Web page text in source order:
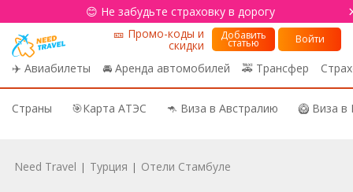
😊 Не забудьте страховку в дорогу
✈️ Авиабилеты 🚘 Аренда автомобилей 🚕 Трансфер
🎫 Промо-коды и
скидки
Добавить
статью Войти
Страны 🎯Карта АТЭС 🦘 Виза в Австралию 🥝 Виза
Need Travel | Турция | Отели Стамбуле